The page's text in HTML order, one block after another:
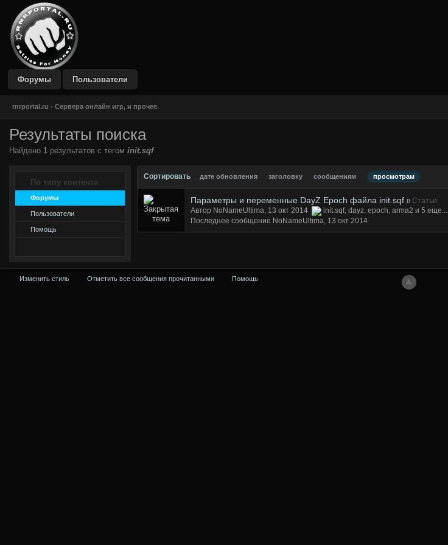
DustBlue IPB Skin
Форумы Пользователи
rnrportal.ru - Сервера онлайн игр, и прочее.
Результаты поиска
Найдено 1 результатов с тегом init.sqf
По типу контента
Форумы
Пользователи
Помощь
Сортировать дате обновления заголовку сообщениям просмотрам
Параметры и переменные DayZ Epoch файла init.sqf в Статьи
Автор NoNameUltima, 13 окт 2014
init.sqf, dayz, epoch, arma2 и 5 еще...
Последнее сообщение NoNameUltima, 13 окт 2014
Изменить стиль Отметить все сообщения прочитанными Помощь